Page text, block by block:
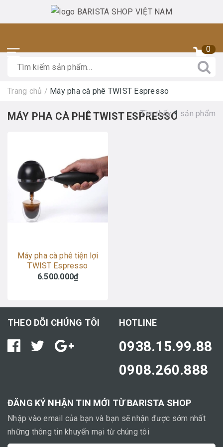
0
Trang chủ / Máy pha cà phê TWIST Espresso
MÁY PHA CÀ PHÊ TWIST ESPRESSO
Tìm thấy1 sản phẩm
Máy pha cà phê tiện lợi
TWIST Espresso
6.500.000₫
THEO DÕI CHÚNG TÔI HOTLINE
0938.15.99.88
0908.260.888
ĐĂNG KÝ NHẬN TIN MỚI TỪ BARISTA SHOP
Nhập vào email của bạn và bạn sẽ nhận được sớm nhất
những thông tin khuyến mại từ chúng tôi